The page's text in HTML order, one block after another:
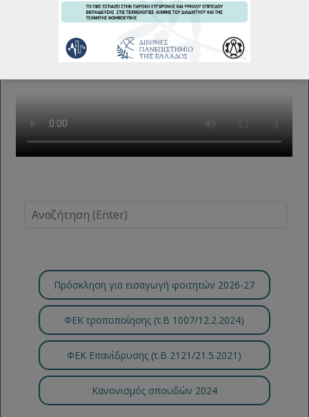
Πρόσκληση για εισαγωγή φοιτητών 2026-27
ΦΕΚ τροποποίησης (τ.B 1007/12.2.2024)
ΦΕΚ Επανίδρυσης (τ.Β 2121/21.5.2021)
Κανονισμός σπουδών 2024